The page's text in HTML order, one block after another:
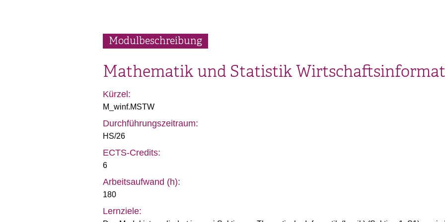
Modulbeschreibung
Mathematik und Statistik
Kürzel:
M_winf.MSTW
Durchführungszeitraum:
HS/26
ECTS-Credits:
6
Arbeitsaufwand (h):
180
Lernziele: